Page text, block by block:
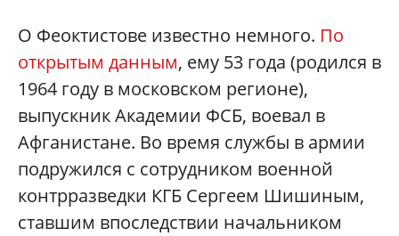
О Феоктистове известно немного. По
открытым данным, ему 53 года (родился в
1964 году в московском регионе),
выпускник Академии ФСБ, воевал в
Афганистане. Во время службы в армии
подружился с сотрудником военной
контрразведки КГБ Сергеем Шишиным,
ставшим впоследствии начальником